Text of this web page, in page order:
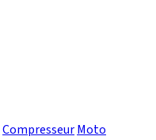
CompresseurMoto